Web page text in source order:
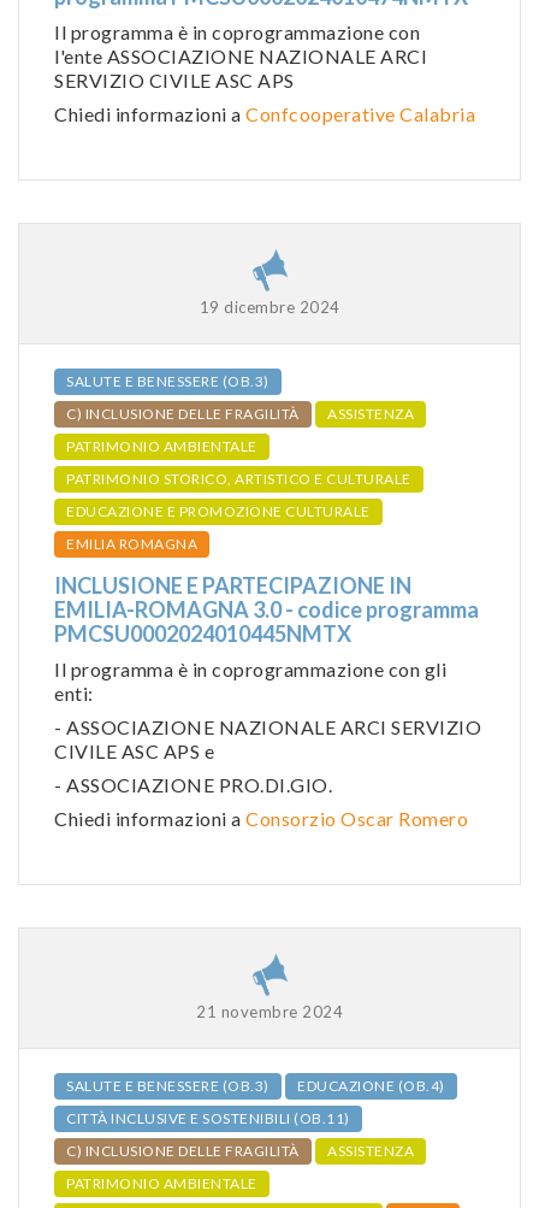
Il programma è in coprogrammazione con
l'ente ASSOCIAZIONE NAZIONALE ARCI
SERVIZIO CIVILE ASC APS
Chiedi informazioni a Confcooperative Calabria
19 dicembre 2024
SALUTE E BENESSERE (OB.3)
C) INCLUSIONE DELLE FRAGILITÀ
ASSISTENZA
PATRIMONIO AMBIENTALE
PATRIMONIO STORICO, ARTISTICO E CULTURALE
EDUCAZIONE E PROMOZIONE CULTURALE
EMILIA ROMAGNA
INCLUSIONE E PARTECIPAZIONE IN
EMILIA-ROMAGNA 3.0 - codice programma
PMCSU0002024010445NMTX
Il programma è in coprogrammazione con gli
enti:
- ASSOCIAZIONE NAZIONALE ARCI SERVIZIO
CIVILE ASC APS e
- ASSOCIAZIONE PRO.DI.GIO.
Chiedi informazioni a Consorzio Oscar Romero
21 novembre 2024
SALUTE E BENESSERE (OB.3)
EDUCAZIONE (OB.4)
CITTÀ INCLUSIVE E SOSTENIBILI (OB.11)
C) INCLUSIONE DELLE FRAGILITÀ
ASSISTENZA
PATRIMONIO AMBIENTALE